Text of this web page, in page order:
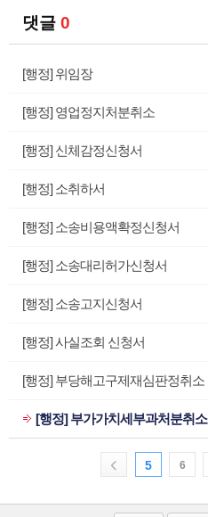
댓글 0
[행정] 위임장
[행정] 영업정지처분취소
[행정] 신체감정신청서
[행정] 소취하서
[행정] 소송비용액확정신청서
[행정] 소송대리허가신청서
[행정] 소송고지신청서
[행정] 사실조회 신청서
[행정] 부당해고구제재심판정취소
[행정] 부가가치세부과처분취소
5 6